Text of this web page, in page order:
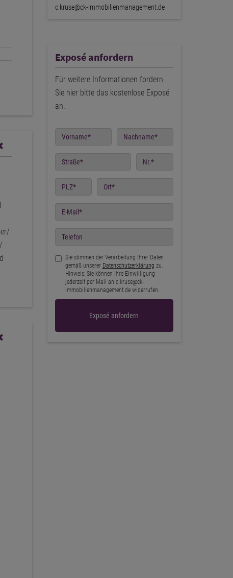
c.kruse@ck-immobilienmanagement.de
Exposé anfordern
Für weitere Informationen fordern
Sie hier bitte das kostenlose Exposé
an.
Vorname Nachname
Straße Nr.
PLZ Ort
Telefon
Sie stimmen der Verarbeitung Ihrer Daten
gemäß unserer Datenschutzerklärung zu.
Hinweis: Sie können Ihre Einwilligung
jederzeit per Mail an c.kruse@ck-
immobilienmanagement.de widerrufen.
Exposé anfordern